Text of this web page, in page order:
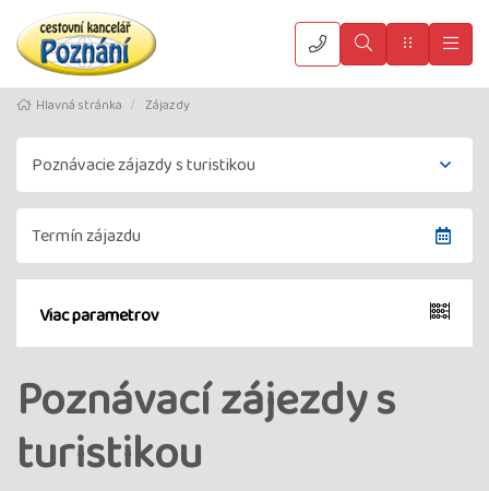
VyhledatMenu
Hlavná stránka Zájazdy
Viac parametrov
Poznávací zájezdy s
turistikou